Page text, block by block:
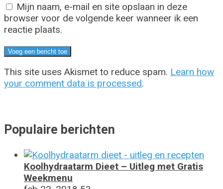
Mijn naam, e-mail en site opslaan in deze
browser voor de volgende keer wanneer ik een
reactie plaats.
This site uses Akismet to reduce spam. Learn how
your comment data is processed.
Populaire berichten
Koolhydraatarm Dieet – Uitleg met Gratis
Weekmenu